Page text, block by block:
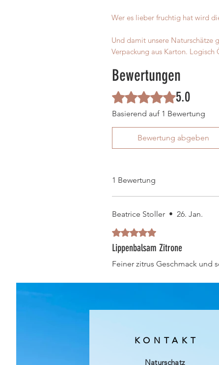
Wer es lieber fruchtig hat wird
Und damit unsere Naturschätze
Verpackung aus Karton. Logisch
Bewertungen
Mit 5 von 5 Sternen bewertet.
5.0
Basierend auf 1 Bewertung
Bewertung abgeben
1 Bewertung
Beatrice Stoller • 26. Jan.
Mit 5 von 5 Sternen bewertet.
Lippenbalsam Zitrone
Feiner zitrus Geschmack und
KONTAKT
Naturschatz